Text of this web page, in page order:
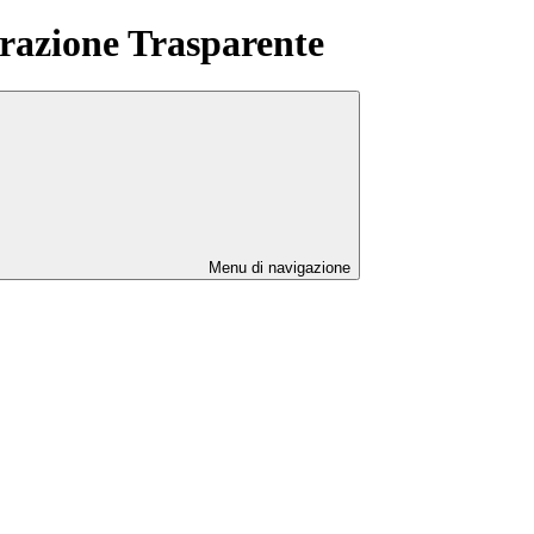
Trasparente
Menu di navigazione